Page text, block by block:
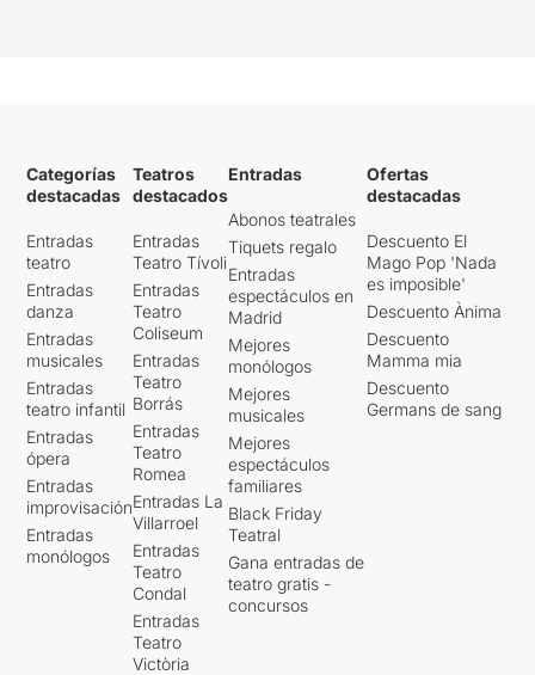
Categorías
destacadas
Entradas
teatro
Entradas
danza
Entradas
musicales
Entradas
teatro infantil
Entradas
ópera
Entradas
improvisación
Entradas
monólogos
Teatros
destacados
Entradas
Teatro Tívoli
Entradas
Teatro
Coliseum
Entradas
Teatro
Borrás
Entradas
Teatro
Romea
Entradas La
Villarroel
Entradas
Teatro
Condal
Entradas
Teatro
Victòria
Entradas
Abonos teatrales
Tiquets regalo
Entradas
espectáculos en
Madrid
Mejores
monólogos
Mejores
musicales
Mejores
espectáculos
familiares
Black Friday
Teatral
Gana entradas de
teatro gratis -
concursos
Ofertas
destacadas
Descuento El
Mago Pop 'Nada
es imposible'
Descuento Ànima
Descuento
Mamma mia
Descuento
Germans de sang